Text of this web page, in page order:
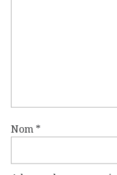
Nom *